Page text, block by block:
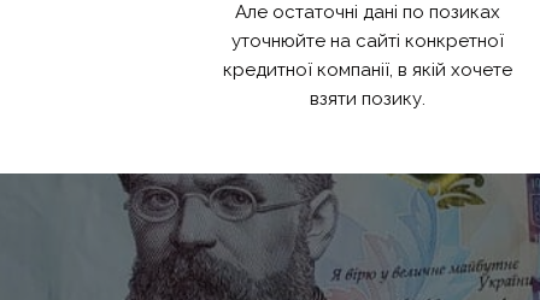
Але остаточні дані по позиках
уточнюйте на сайті конкретної
кредитної компанії, в якій хочете
взяти позику.